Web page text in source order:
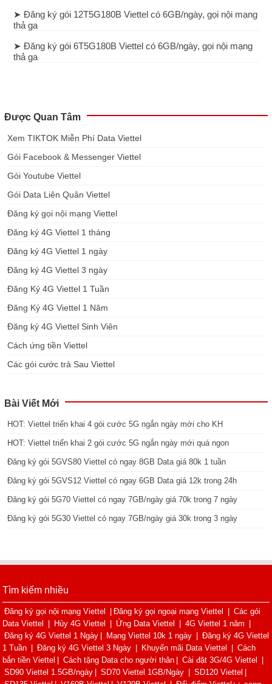
➤ Đăng ký gói 12T5G180B Viettel có 6GB/ngày, gọi nội mạng
thả ga
➤ Đăng ký gói 6T5G180B Viettel có 6GB/ngày, gọi nội mạng
thả ga
Được Quan Tâm
Xem TIKTOK Miễn Phí Data Viettel
Gói Facebook & Messenger Viettel
Gói Youtube Viettel
Gói Data Liên Quân Viettel
Đăng ký gọi nội mạng Viettel
Đăng ký 4G Viettel 1 tháng
Đăng ký 4G Viettel 1 ngày
Đăng ký 4G Viettel 3 ngày
Đăng Ký 4G Viettel 1 Tuần
Đăng Ký 4G Viettel 1 Năm
Đăng ký 4G Viettel Sinh Viên
Cách ứng tiền Viettel
Các gói cước trả Sau Viettel
Bài Viết Mới
HOT: Viettel triển khai 4 gói cước 5G ngắn ngày mới cho KH
HOT: Viettel triển khai 2 gói cước 5G ngắn ngày mới quá ngon
Đăng ký gói 5GVS80 Viettel có ngay 8GB Data giá 80k 1 tuần
Đăng ký gói 5GVS12 Viettel có ngay 6GB Data giá 12k trong 24h
Đăng ký gói 5G70 Viettel có ngay 7GB/ngày giá 70k trong 7 ngày
Đăng ký gói 5G30 Viettel có ngay 7GB/ngày giá 30k trong 3 ngày
Tìm kiếm nhiều
Đăng ký gọi nội mạng Viettel Đăng ký gọi ngoại mạng Viettel
Các gói
Data Viettel
Hủy 4G Viettel Ứng Data Viettel 4G Viettel 1 năm
Đăng ký 4G Viettel 1 Ngày
Mạng Viettel 10k 1 ngày
Đăng ký 4G Viettel
1 Tuần
Đăng ký 4G Viettel 3 Ngày Khuyến mãi Data Viettel
Cách
bắn tiền Viettel
Cách tặng Data cho người thân Cài đặt 3G/4G Viettel
SD90 Viettel 1.5GB/ngày
SD70 Viettel 1GB/Ngày SD120 Viettel